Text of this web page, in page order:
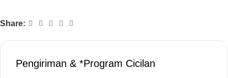
Share:
Pengiriman & *Program Cicilan